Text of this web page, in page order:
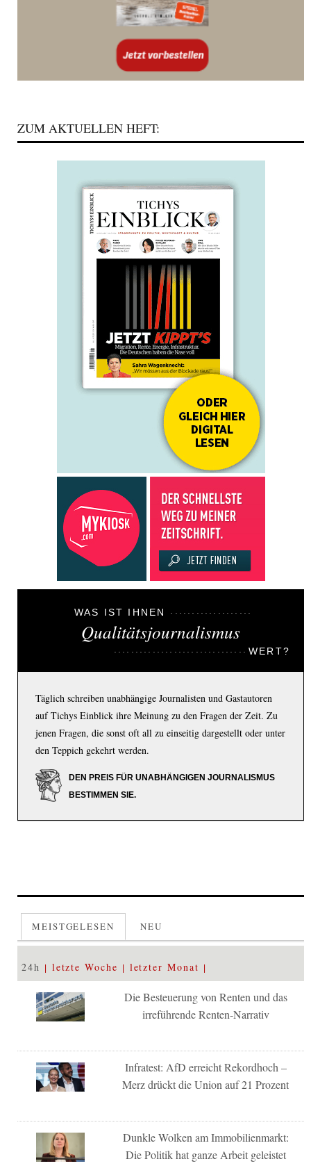
ZUM AKTUELLEN HEFT:
WAS IST IHNEN
Qualitätsjournalismus
WERT?
Täglich schreiben unabhängige Journalisten und Gastautoren
auf Tichys Einblick ihre Meinung zu den Fragen der Zeit. Zu
jenen Fragen, die sonst oft all zu einseitig dargestellt oder unter
den Teppich gekehrt werden.
DEN PREIS FÜR UNABHÄNGIGEN JOURNALISMUS
BESTIMMEN SIE.
MEISTGELESEN NEU
24h letzte Woche letzter Monat
Die Besteuerung von Renten und das
irreführende Renten-Narrativ
Infratest: AfD erreicht Rekordhoch –
Merz drückt die Union auf 21 Prozent
Dunkle Wolken am Immobilienmarkt:
Die Politik hat ganze Arbeit geleistet